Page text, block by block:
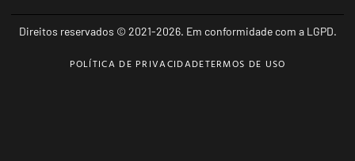
Direitos reservados © 2021-2026. Em conformidade com a LGPD.
POLÍTICA DE PRIVACIDADETERMOS DE USO